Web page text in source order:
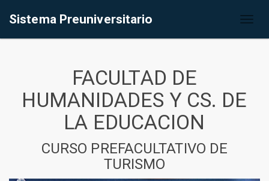
Sistema Preuniversitario
FACULTAD DE
HUMANIDADES Y CS. DE
LA EDUCACION
CURSO PREFACULTATIVO DE
TURISMO